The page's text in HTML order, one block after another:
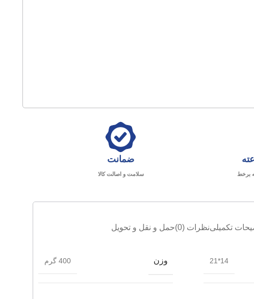
ضمانت
سلامت و اصالت کالا
تکمیلینظرات (0) حمل و نقل و تحویل
14*21 وزن 400 گرم